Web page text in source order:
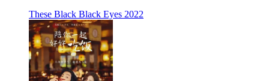
These Black Black Eyes 2022